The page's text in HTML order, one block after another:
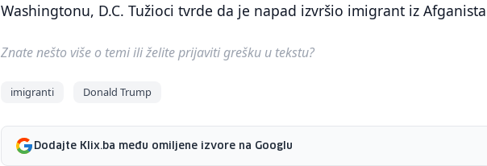
Washingtonu, D.C. Tužioci tvrde da je napad izvršio imigrant iz
Znate nešto više o temi ili želite prijaviti grešku u tekstu?
imigranti Donald Trump
Dodajte Klix.ba među omiljene izvore na Googlu